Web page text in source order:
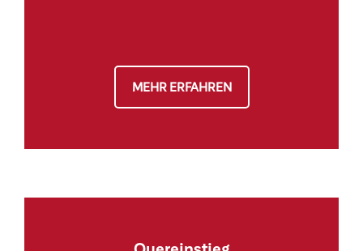
MEHR ERFAHREN